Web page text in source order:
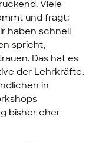
Viele
und fragt:
haben schnell
spricht,
Das hat es
der Lehrkräfte,
in
bisher eher